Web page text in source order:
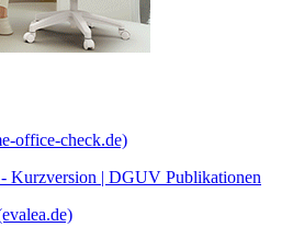
office-check.de)
Kurzversion | DGUV Publikationen